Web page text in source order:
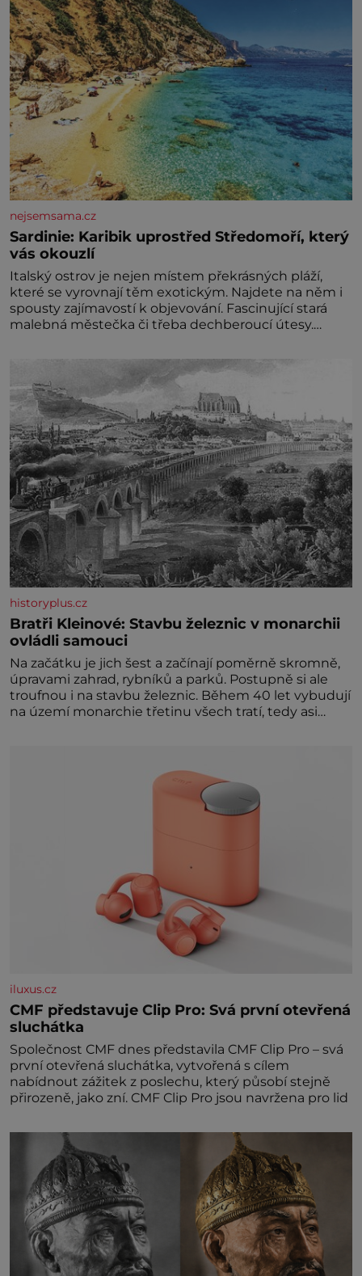
nejsemsama.cz
Sardinie: Karibik uprostřed Středomoří, který
vás okouzlí
Italský ostrov je nejen místem překrásných pláží,
které se vyrovnají těm exotickým. Najdete na něm i
spousty zajímavostí k objevování. Fascinující stará
malebná městečka či třeba dechberoucí útesy.
jedné třetiny České republiky vás ohromí nejen
svými plážemi s bílým pískem jako v Karibiku, ale i
divokou krajinou, také bohatou historií i
luxusem.Zjistěte,
historyplus.cz
Bratři Kleinové: Stavbu železnic v monarchii
ovládli samouci
Na začátku je jich šest a začínají poměrně skromně,
úpravami zahrad, rybníků a parků. Postupně si ale
troufnou i na stavbu železnic. Během 40 let vybudují
na území monarchie třetinu všech tratí, tedy asi
iluxus.cz
CMF představuje Clip Pro: Svá první otevřená
sluchátka
Společnost CMF dnes představila CMF Clip Pro – svá
první otevřená sluchátka, vytvořená s cílem
nabídnout zážitek z poslechu, který působí stejně
přirozeně, jako zní. CMF Clip Pro jsou navržena pro lid